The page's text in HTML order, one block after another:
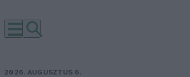
2026. AUGUSZTUS 6.